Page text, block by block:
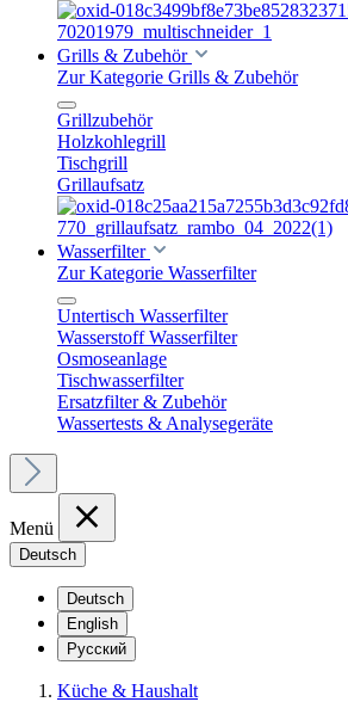
Grills & Zubehör
Zur Kategorie Grills & Zubehör
Grillzubehör
Holzkohlegrill
Tischgrill
Grillaufsatz
Wasserfilter
Zur Kategorie Wasserfilter
Untertisch Wasserfilter
Wasserstoff Wasserfilter
Osmoseanlage
Tischwasserfilter
Ersatzfilter & Zubehör
Wassertests & Analysegeräte
Menü
Deutsch
Deutsch
English
Русский
Küche & Haushalt